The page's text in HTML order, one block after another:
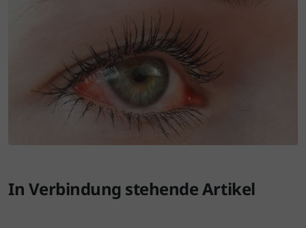
In Verbindung stehende Artikel